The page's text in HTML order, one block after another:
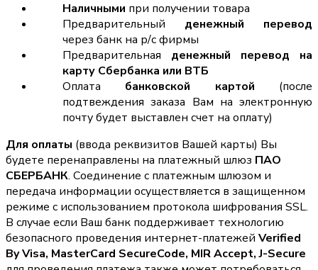
Наличными при получении товара
Предварительный денежный перевод
через банк на р/с фирмы
Предварительная денежный перевод на
карту Сбербанка или ВТБ
Оплата банковской картой (после
подтвеждения заказа Вам на электронную
почту будет выставлен счет на оплату)
Для оплаты (ввода реквизитов Вашей карты) Вы
будете перенаправлены на платежный шлюз ПАО
СБЕРБАНК. Соединение с платежным шлюзом и
передача информации осуществляется в защищенном
режиме с использованием протокола шифрования SSL.
В случае если Ваш банк поддерживает технологию
безопасного проведения интернет-платежей Verified
By Visa, MasterCard SecureCode, MIR Accept, J-Secure